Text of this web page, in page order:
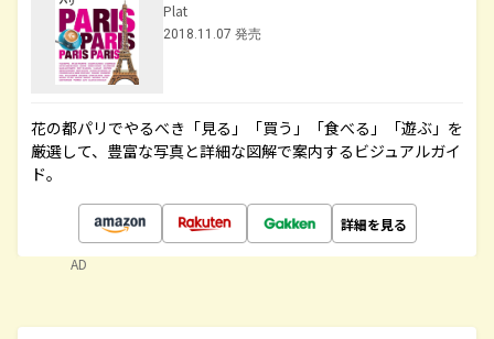
Plat
2018.11.07 発売
花の都パリでやるべき「見る」「買う」「食べる」「遊ぶ」を
厳選して、豊富な写真と詳細な図解で案内するビジュアルガイ
ド。
詳細を見る
AD